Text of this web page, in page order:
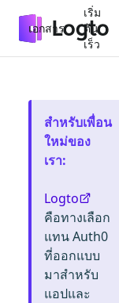
เอกสาร
เริ่ม
ต้น
เร็ว
สำหรับเพื่อน
ใหม่ของ
เรา:
Logto
คือทางเลือก
แทน Auth0
ที่ออกแบบ
มาสำหรับ
แอปและ